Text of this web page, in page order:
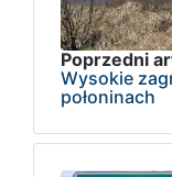
Poprzedni
Wysokie
połoninach